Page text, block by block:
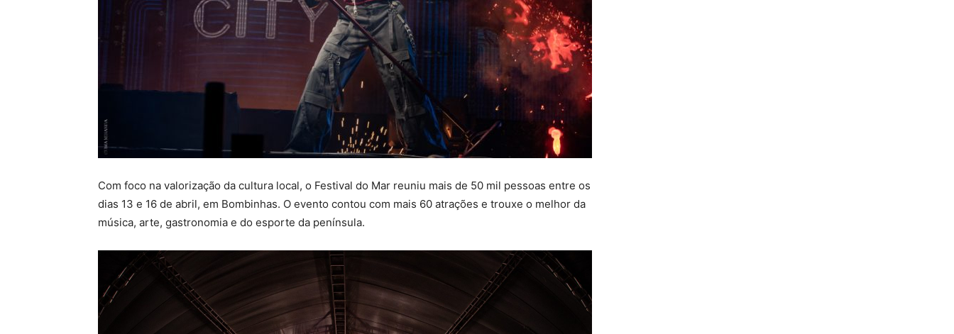
Com foco na valorização da cultura local, o Festival do Mar reuniu mais de 50 mil pessoas entre os
dias 13 e 16 de abril, em Bombinhas. O evento contou com mais 60 atrações e trouxe o melhor da
música, arte, gastronomia e do esporte da península.